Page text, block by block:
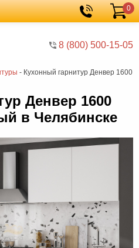
8 (800) 500-15-05
Корзина
0
- Кухонный гарнитур Денвер 1600
Денвер 1600
в Челябинске